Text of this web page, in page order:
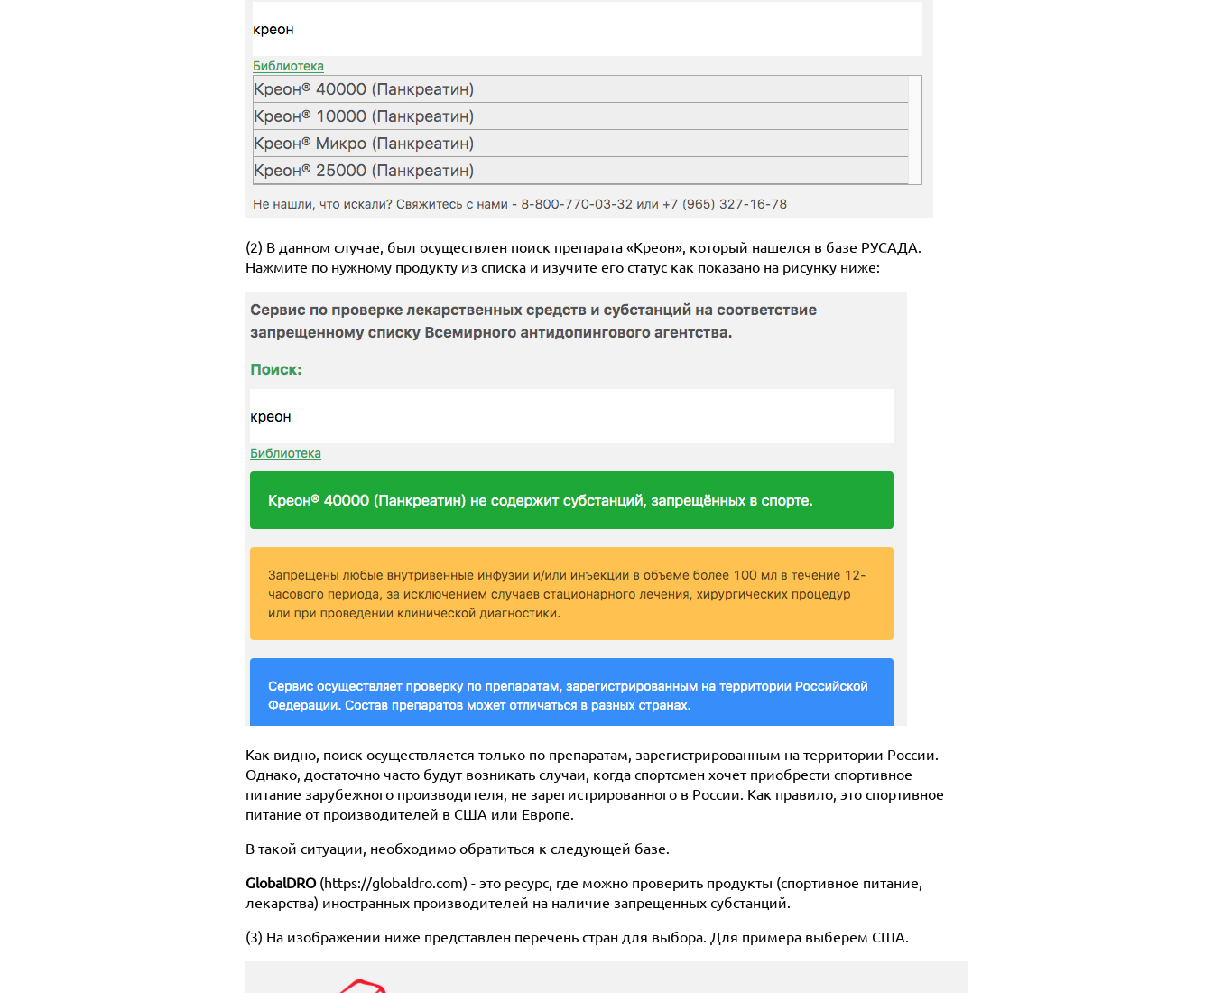
(2) В данном случае, был осуществлен поиск препарата «Креон», который нашелся в базе РУСАДА.
Нажмите по нужному продукту из списка и изучите его статус как показано на рисунку ниже:
Как видно, поиск осуществляется только по препаратам, зарегистрированным на территории России.
Однако, достаточно часто будут возникать случаи, когда спортсмен хочет приобрести спортивное
питание зарубежного производителя, не зарегистрированного в России. Как правило, это спортивное
питание от производителей в США или Европе.
В такой ситуации, необходимо обратиться к следующей базе.
GlobalDRO(https://globaldro.com) - это ресурс, где можно проверить продукты (спортивное питание,
лекарства) иностранных производителей на наличие запрещенных субстанций.
(3) На изображении ниже представлен перечень стран для выбора. Для примера выберем США.